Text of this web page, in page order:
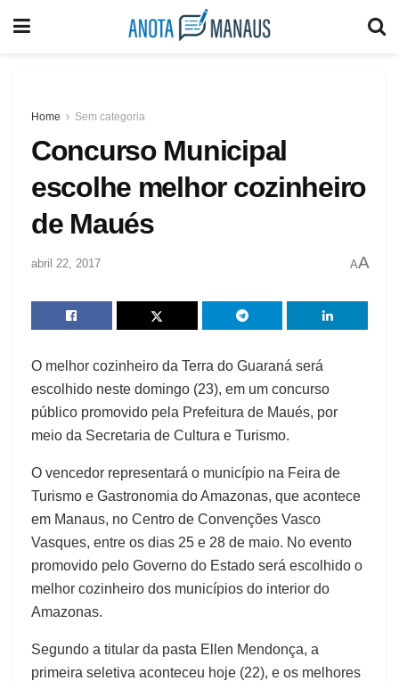
Home Sem categoria
Concurso Municipal
escolhe melhor cozinheiro
de Maués
abril 22, 2017 AA
O melhor cozinheiro da Terra do Guaraná será
escolhido neste domingo (23), em um concurso
público promovido pela Prefeitura de Maués, por
meio da Secretaria de Cultura e Turismo.
O vencedor representará o município na Feira de
Turismo e Gastronomia do Amazonas, que acontece
em Manaus, no Centro de Convenções Vasco
Vasques, entre os dias 25 e 28 de maio. No evento
promovido pelo Governo do Estado será escolhido o
melhor cozinheiro dos municípios do interior do
Amazonas.
Segundo a titular da pasta Ellen Mendonça, a
primeira seletiva aconteceu hoje (22), e os melhores